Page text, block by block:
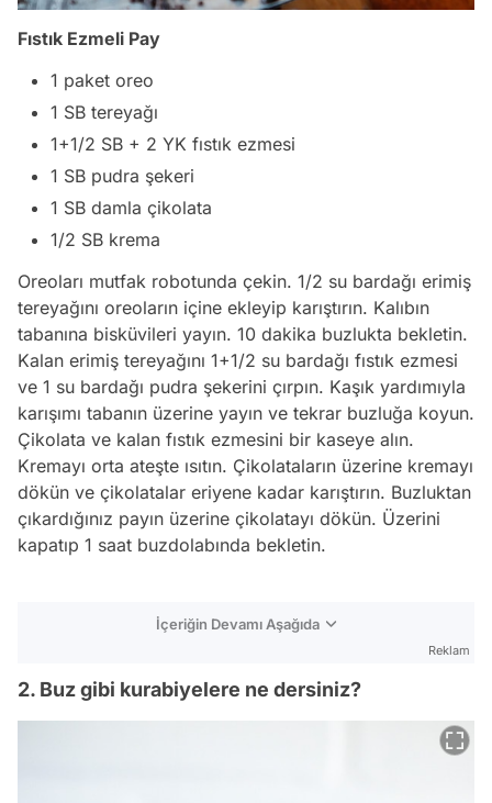
Fıstık Ezmeli Pay
1 paket oreo
1 SB tereyağı
1+1/2 SB + 2 YK fıstık ezmesi
1 SB pudra şekeri
1 SB damla çikolata
1/2 SB krema
Oreoları mutfak robotunda çekin. 1/2 su bardağı erimiş
tereyağını oreoların içine ekleyip karıştırın. Kalıbın
tabanına bisküvileri yayın. 10 dakika buzlukta bekletin.
Kalan erimiş tereyağını 1+1/2 su bardağı fıstık ezmesi
ve 1 su bardağı pudra şekerini çırpın. Kaşık yardımıyla
karışımı tabanın üzerine yayın ve tekrar buzluğa koyun.
Çikolata ve kalan fıstık ezmesini bir kaseye alın.
Kremayı orta ateşte ısıtın. Çikolataların üzerine kremayı
dökün ve çikolatalar eriyene kadar karıştırın. Buzluktan
çıkardığınız payın üzerine çikolatayı dökün. Üzerini
kapatıp 1 saat buzdolabında bekletin.
İçeriğin Devamı Aşağıda
Reklam
2. Buz gibi kurabiyelere ne dersiniz?